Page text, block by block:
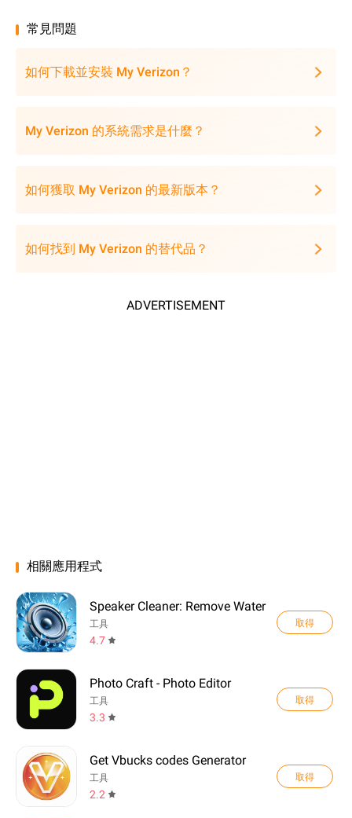
常見問題
如何下載並安裝 My Verizon？
My Verizon 的系統需求是什麼？
如何獲取 My Verizon 的最新版本？
如何找到 My Verizon 的替代品？
ADVERTISEMENT
相關應用程式
Speaker Cleaner: Remove Water
工具
4.7
取得
Photo Craft - Photo Editor
工具
3.3
取得
Get Vbucks codes Generator
工具
2.2
取得